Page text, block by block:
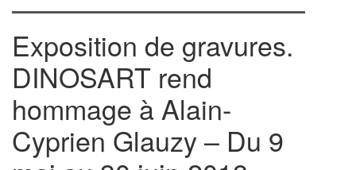
Exposition de gravures.
DINOSART rend
hommage à Alain-
Cyprien Glauzy – Du 9